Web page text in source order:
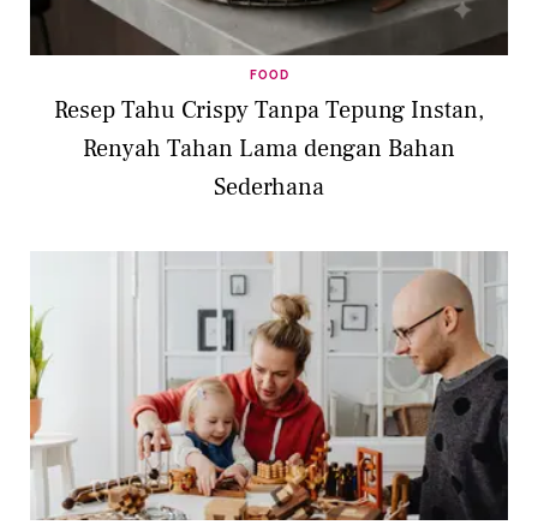
FOOD
Resep Tahu Crispy Tanpa Tepung Instan,
Renyah Tahan Lama dengan Bahan
Sederhana